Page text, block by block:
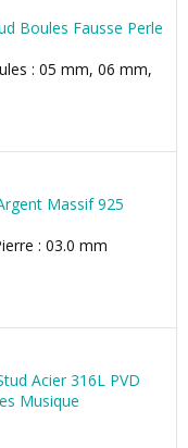
Boules Fausse Perle
: 05 mm, 06 mm,
Massif 925
: 03.0 mm
Acier 316L PVD
Musique